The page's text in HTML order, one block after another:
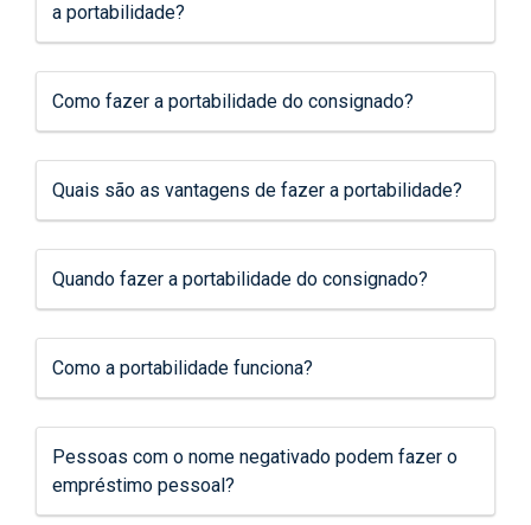
a portabilidade?
Como fazer a portabilidade do consignado?
Quais são as vantagens de fazer a portabilidade?
Quando fazer a portabilidade do consignado?
Como a portabilidade funciona?
Pessoas com o nome negativado podem fazer o
empréstimo pessoal?